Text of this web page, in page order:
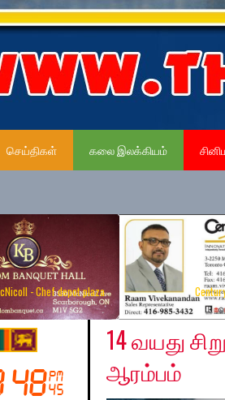
செய்திகள் கலை இலக்கியம்
- Chef depot plaza
(Toronto) Wednesday,
14 வயது
ஆரம்பம்